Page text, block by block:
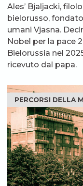
Ales’ Bjaljacki,
bielorusso,
umani Vjasna.
Nobel per la pace
Bielorussia nel
ricevuto dal papa.
PERCORSI DELLA